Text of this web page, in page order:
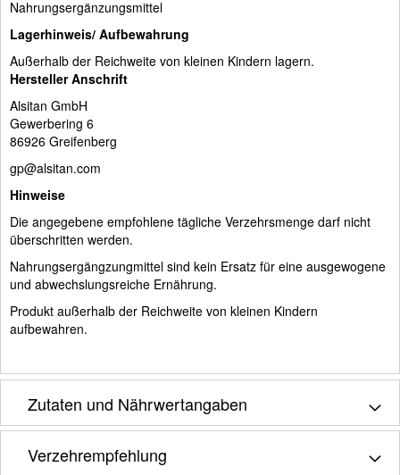
Nahrungsergänzungsmittel
Lagerhinweis/ Aufbewahrung
Außerhalb der Reichweite von kleinen Kindern lagern.
Hersteller Anschrift
Alsitan GmbH
Gewerbering 6
86926 Greifenberg
gp@alsitan.com
Hinweise
Die angegebene empfohlene tägliche Verzehrsmenge darf nicht
überschritten werden.
Nahrungsergängzungmittel sind kein Ersatz für eine ausgewogene
und abwechslungsreiche Ernährung.
Produkt außerhalb der Reichweite von kleinen Kindern
aufbewahren.
Zutaten und Nährwertangaben
Verzehrempfehlung